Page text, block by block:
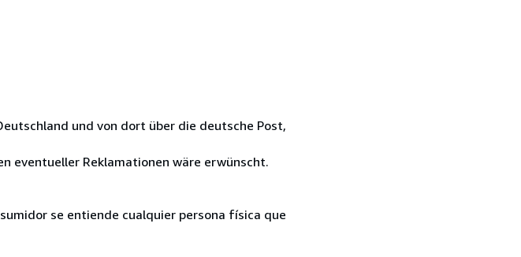
und von dort über die deutsche Post,
eventueller Reklamationen wäre erwünscht.
se entiende cualquier persona física que